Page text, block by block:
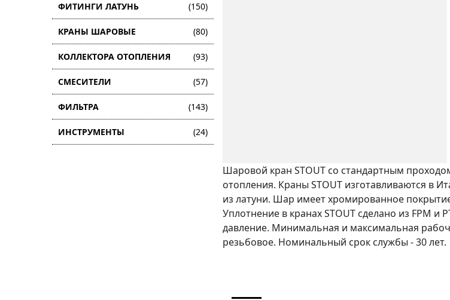
ФИТИНГИ ЛАТУНЬ (150)
КРАНЫ ШАРОВЫЕ (80)
КОЛЛЕКТОРА ОТОПЛЕНИЯ (93)
СМЕСИТЕЛИ (57)
ФИЛЬТРА (143)
ИНСТРУМЕНТЫ (24)
Шаровой кран STOUT со стандартным
отопления. Краны STOUT изготавливаются в
из латуни. Шар имеет хромированное
Уплотнение в кранах STOUT сделано из FPM
давление. Минимальная и максимальная
резьбовое. Номинальный срок службы - 30 лет.